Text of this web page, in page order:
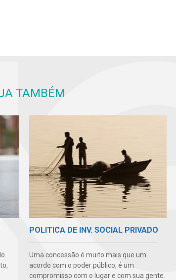
TAMBÉM
POLITICA DE INV. SOCIAL PRIVADO
Uma concessão é muito mais que um
acordo com o poder público, é um
compromisso com o lugar e com sua gente.